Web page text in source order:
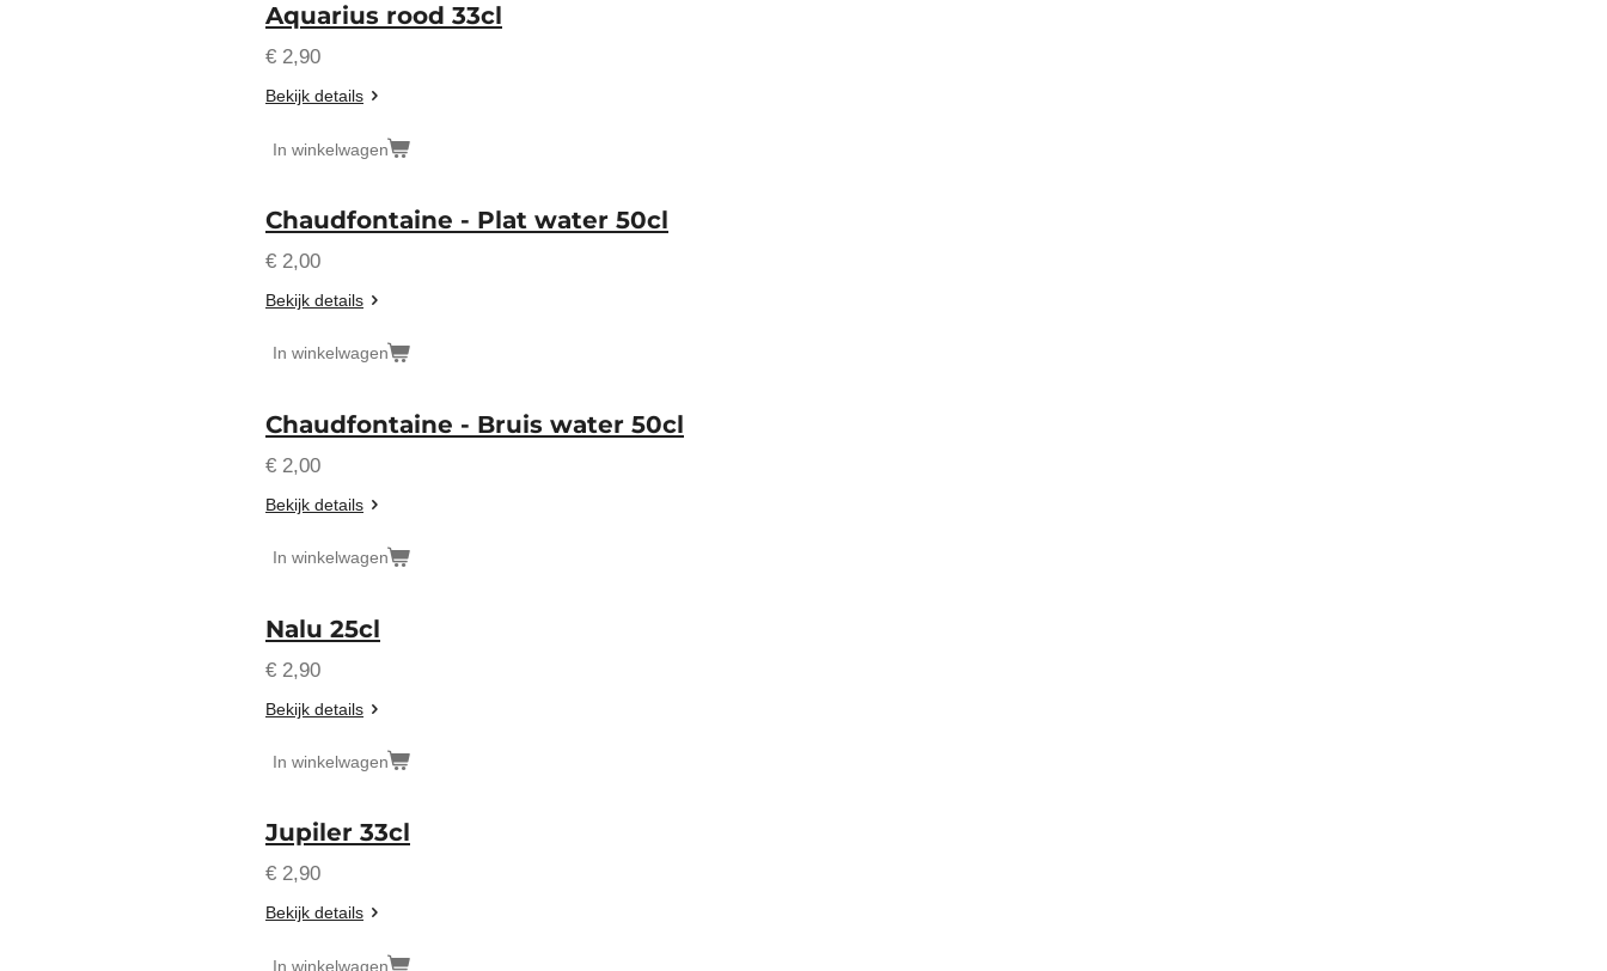
Aquarius rood 33cl
€ 2,90
Bekijk details
In winkelwagen
Chaudfontaine - Plat water 50cl
€ 2,00
Bekijk details
In winkelwagen
Chaudfontaine - Bruis water 50cl
€ 2,00
Bekijk details
In winkelwagen
Nalu 25cl
€ 2,90
Bekijk details
In winkelwagen
Jupiler 33cl
€ 2,90
Bekijk details
In winkelwagen